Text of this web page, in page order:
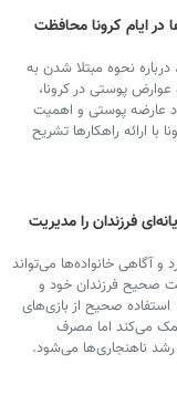
ایام کرونا محافظت
نحوه مبتلا شدن به
پوست و عوارض پوستی در کرونا،
پوستی و اهمیت
با ارائه راهکارها تشریح
فرزندان را مدیریت
و آگاهی خانواده‌ها می‌تواند
صحیح فرزندان خود و
استفاده صحیح از بازی‌های
می‌کند اما مصرف
ناهنجاری‌ها می‌شود.